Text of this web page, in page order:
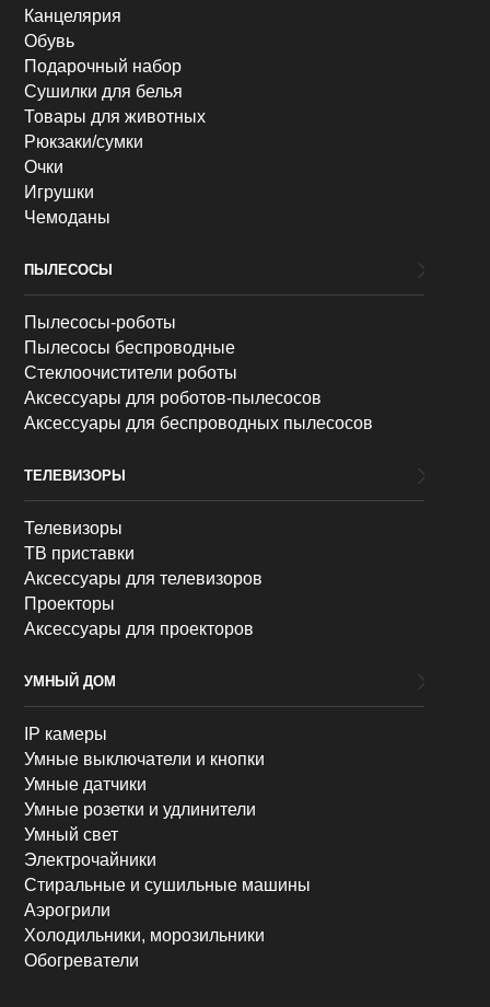
Канцелярия
Обувь
Подарочный набор
Сушилки для белья
Товары для животных
Рюкзаки/сумки
Очки
Игрушки
Чемоданы
ПЫЛЕСОСЫ
Пылесосы-роботы
Пылесосы беспроводные
Стеклоочистители роботы
Аксессуары для роботов-пылесосов
Аксессуары для беспроводных пылесосов
ТЕЛЕВИЗОРЫ
Телевизоры
ТВ приставки
Аксессуары для телевизоров
Проекторы
Аксессуары для проекторов
УМНЫЙ ДОМ
IP камеры
Умные выключатели и кнопки
Умные датчики
Умные розетки и удлинители
Умный свет
Электрочайники
Стиральные и сушильные машины
Аэрогрили
Холодильники, морозильники
Обогреватели